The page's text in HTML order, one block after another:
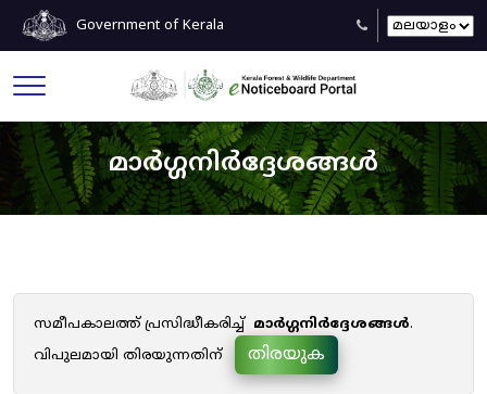
Government of Kerala
മാർഗ്ഗനിർദ്ദേശങ്ങൾ
സമീപകാലത്ത് പ്രസിദ്ധീകരിച്ച് മാർഗ്ഗനിർദ്ദേശങ്ങൾ.
വിപുലമായി തിരയുന്നതിന്
തിരയുക